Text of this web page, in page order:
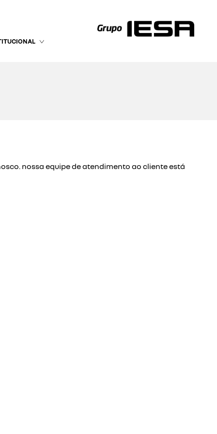
nossa equipe de atendimento ao cliente está